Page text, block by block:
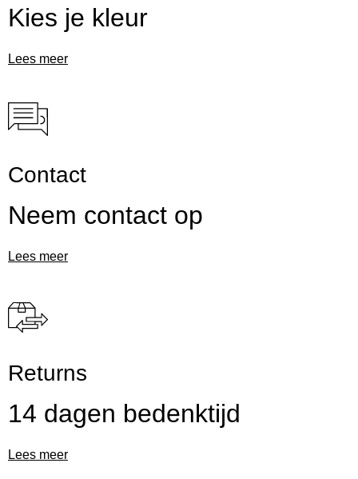
Kies je kleur
Lees meer
Contact
Neem contact op
Lees meer
Returns
14 dagen bedenktijd
Lees meer